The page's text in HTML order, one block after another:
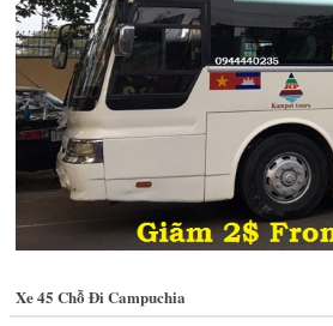
Xe 45 Chỗ Đi Campuchia